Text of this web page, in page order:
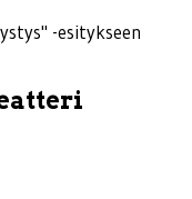
-esitykseen